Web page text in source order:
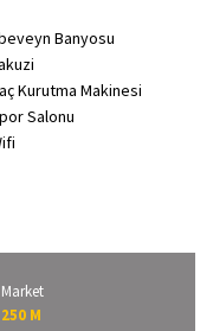
Banyosu
Kurutma Makinesi
Salonu
Market
250 M